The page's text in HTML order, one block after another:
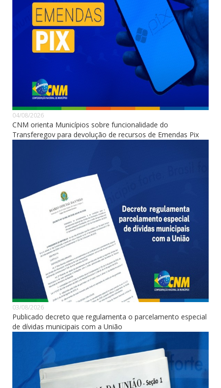
04/08/2026
CNM orienta Municípios sobre funcionalidade do
Transferegov para devolução de recursos de Emendas Pix
03/08/2026
Publicado decreto que regulamenta o parcelamento especial
de dívidas municipais com a União